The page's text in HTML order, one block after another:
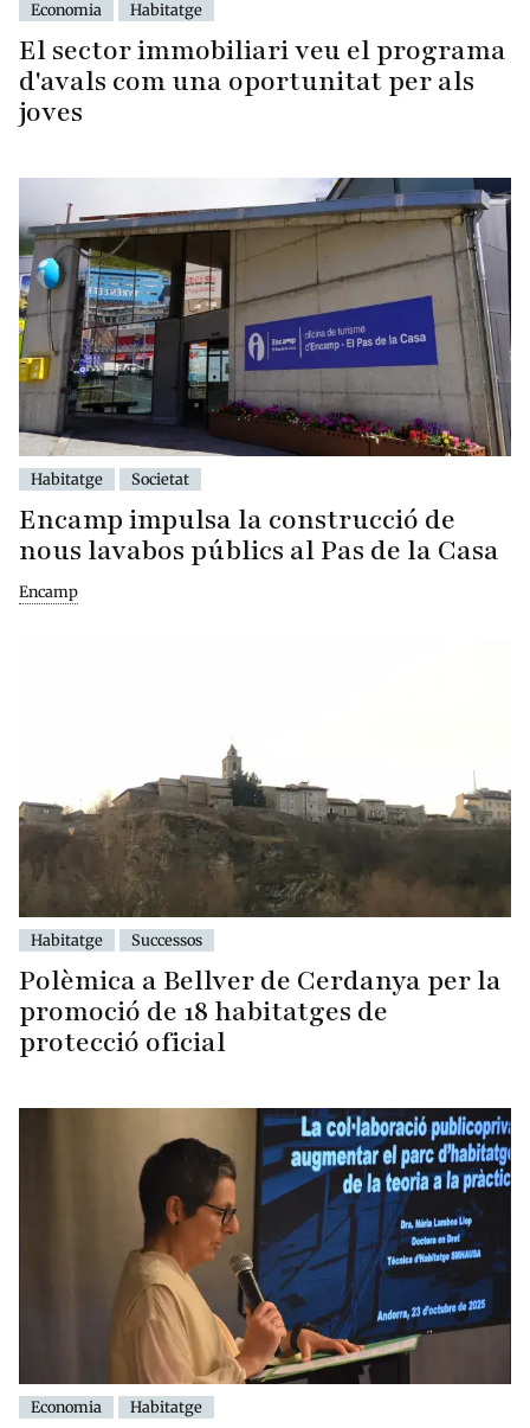
Economia Habitatge
El sector immobiliari veu el programa
d'avals com una oportunitat per als
joves
Habitatge Societat
Encamp impulsa la construcció de
nous lavabos públics al Pas de la Casa
Encamp
Habitatge Successos
Polèmica a Bellver de Cerdanya per la
promoció de 18 habitatges de
protecció oficial
Economia Habitatge